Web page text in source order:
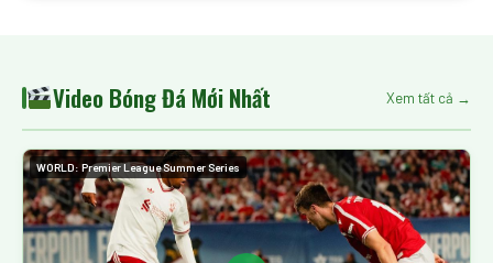
Video Bóng Đá Mới Nhất Xem tất cả →
WORLD: Premier League Summer Series